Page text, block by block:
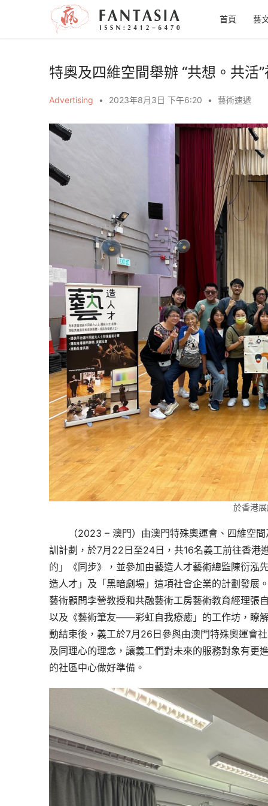
首頁 藝
特奧及四維空間舉辦 “共想。共活
Advertising • 2023年8月3日 下午6:20 • 藝術速遞
於香港
（2023 – 澳門）由澳門特殊奧運會、四維空
訓計劃，於7月22日至24日，共16名義工前往香港
的」《同步》，並參加由藝造人才藝術總監陳衍泓
造人才」及「黑暗劇場」這項社會企業的計劃發展
藝術顧問李營教授和共融藝術工房藝術教育經理張
以及《藝術筆友——彩虹自我療癒」的工作坊，瞭
動結束後，義工於7月26日參與由澳門特殊奧運會
及同理心的理念，讓義工們對未來的服務對象有更
的社區中心做好準備。